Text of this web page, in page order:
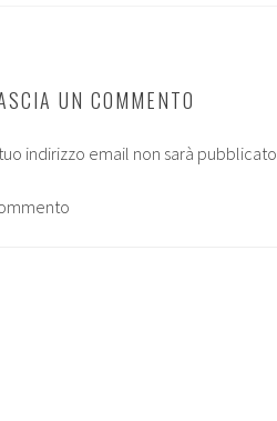
UN COMMENTO
indirizzo email non sarà pubblicato.